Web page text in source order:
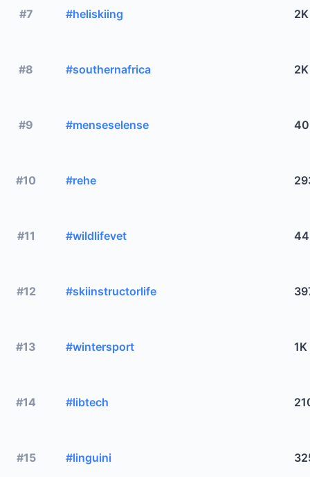
#7 #heliskiing 2K
#8 #southernafrica 2K
#9 #menseselense
#10 #rehe
#11 #wildlifevet
#12 #skiinstructorlife
#13 #wintersport 1K
#14 #libtech
#15 #linguini